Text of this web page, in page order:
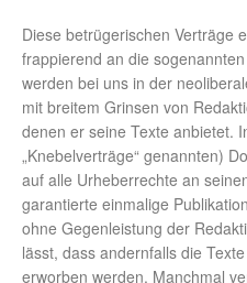
Diese betrügerischen Verträge
frappierend an die
werden bei uns in der
mit breitem Grinsen von
denen er seine Texte anbietet.
„Knebelverträge“ genannten)
auf alle Urheberrechte an
garantierte einmalige
ohne Gegenleistung der
lässt, dass andernfalls die
erworben werden. Manchmal